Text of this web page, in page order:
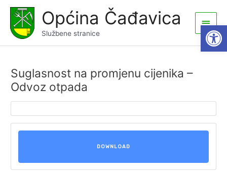
content
Općina Čađavica
Službene stranice
Main
Menu
Suglasnost na promjenu cijenika –
Odvoz otpada
DOWNLOAD